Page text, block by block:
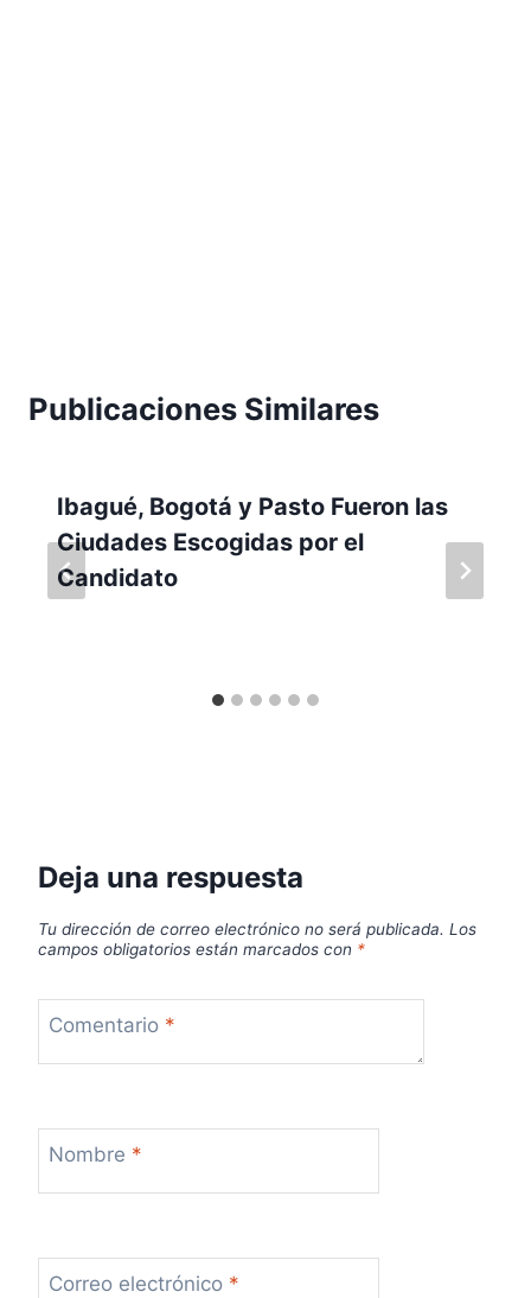
Publicaciones Similares
Ibagué, Bogotá y Pasto Fueron las
Ciudades Escogidas por el
Candidato
Deja una respuesta
Tu dirección de correo electrónico no será publicada. Los
campos obligatorios están marcados con *
Comentario *
Nombre *
Correo electrónico *